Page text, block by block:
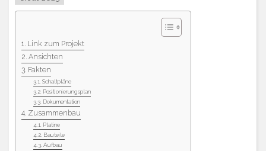
Link zum Projekt
Ansichten
Fakten
Schaltpläne
Positionierungsplan
Dokumentation
Zusammenbau
Platine
Bauteile
Aufbau